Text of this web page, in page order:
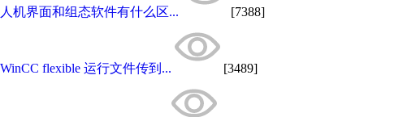
人机界面和组态软件有什么区... [7388]
WinCC flexible 运行文件传到... [3489]